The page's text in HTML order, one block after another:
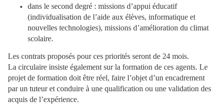
dans le second degré : missions d’appui éducatif
(individualisation de l’aide aux élèves, informatique et
nouvelles technologies), missions d’amélioration du climat
scolaire.
Les contrats proposés pour ces priorités seront de 24 mois.
La circulaire insiste également sur la formation de ces agents. Le
projet de formation doit être réel, faire l’objet d’un encadrement
par un tuteur et conduire à une qualification ou une validation des
acquis de l’expérience.